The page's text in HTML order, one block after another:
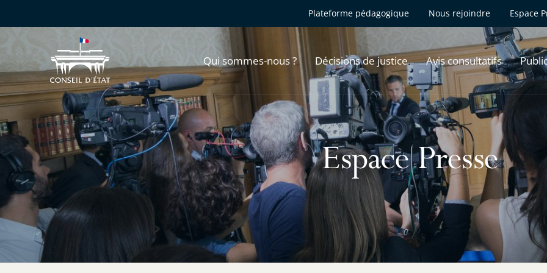
Plateforme pédagogique Nous rejoindre Espace
Qui sommes-nous ? Décisions de justice Avis consultatifs
Espace Presse